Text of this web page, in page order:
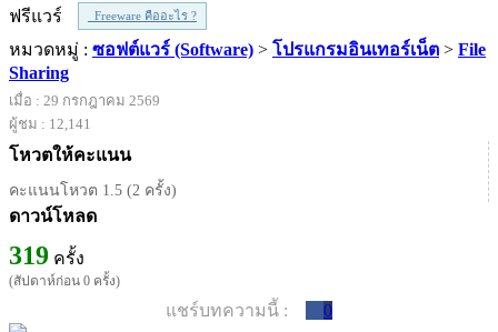
ฟรีแวร์
Freeware คืออะไร ?
หมวดหมู่ : ซอฟต์แวร์ (Software) > โปรแกรมอินเทอร์เน็ต > File
Sharing
เมื่อ : 29 กรกฎาคม 2569
ผู้ชม : 12,141
โหวตให้คะแนน
คะแนนโหวต 1.5 (2 ครั้ง)
ดาวน์โหลด
319 ครั้ง
(สัปดาห์ก่อน 0 ครั้ง)
แชร์บทความนี้ : 0